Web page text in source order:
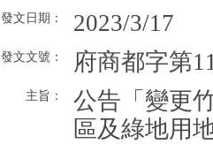
發文日期： 2023/3/17
發文文號： 府商都字第
主旨：
公告「變更
區及綠地用